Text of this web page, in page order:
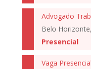
Advogado
Belo
Presencial